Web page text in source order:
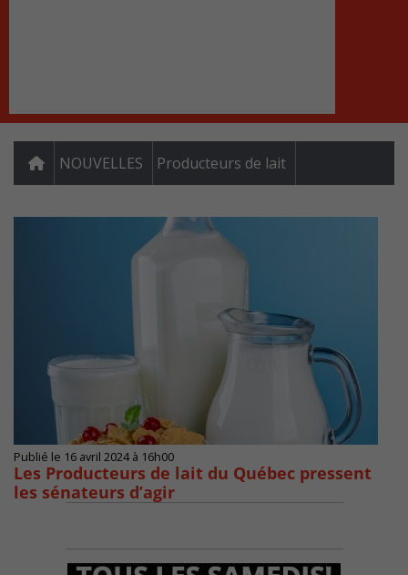
NOUVELLES Producteurs de lait
Publié le 16 avril 2024 à 16h00
Les Producteurs de lait du Québec pressent
les sénateurs d’agir